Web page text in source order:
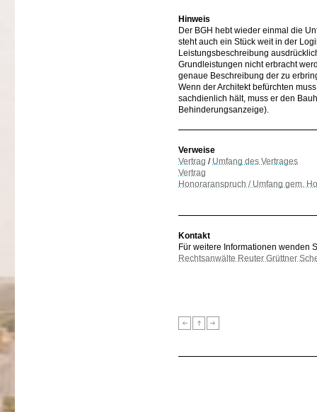
Hinweis
Der BGH hebt wieder einmal die
steht auch ein Stück weit in der
Leistungsbeschreibung
Grundleistungen nicht erbracht
genaue Beschreibung der zu
Wenn der Architekt befürchten
sachdienlich hält, muss er den
Behinderungsanzeige).
Verweise
Vertrag / Umfang des Vertrages
Vertrag
Honoraranspruch / Umfang gem.
Kontakt
Für weitere Informationen wenden
Rechtsanwälte Reuter Grüttner